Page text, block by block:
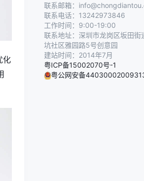
化
联系邮箱：
联系电话：13242973846
工作时间：9:00-19:00
联系地址：深圳市龙岗区坂田街
坑社区雅园路5号创意园
建站时间：2014年7月
粤ICP备15002070号-1
粤公网安备